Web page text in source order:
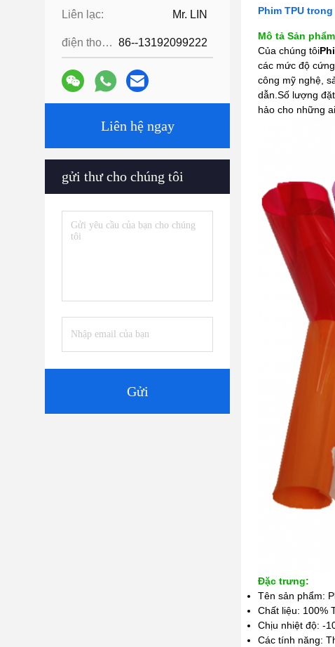
Liên lạc: Mr. LIN
điện thoại: 86--13192099222
Liên hệ ngay
gửi thư cho chúng tôi
Gửi
Phim TPU
Mô tả Sản
Của chúng tôi
các mức độ
công mỹ nghệ,
dẫn.Số lượng
hảo cho những
Đặc trưng:
Tên sản phẩm:
Chất liệu: 100%
Chịu nhiệt độ: -
Các tính năng: